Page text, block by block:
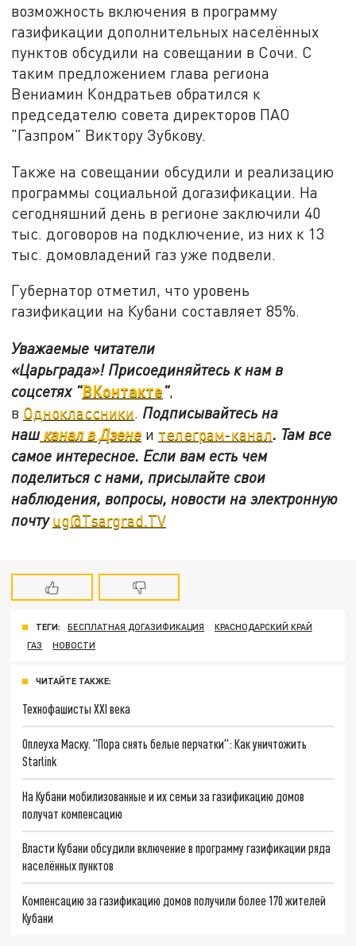
возможность включения в программу
газификации дополнительных населённых
пунктов обсудили на совещании в Сочи. С
таким предложением глава региона
Вениамин Кондратьев обратился к
председателю совета директоров ПАО
"Газпром" Виктору Зубкову.
Также на совещании обсудили и реализацию
программы социальной догазификации. На
сегодняшний день в регионе заключили 40
тыс. договоров на подключение, из них к 13
тыс. домовладений газ уже подвели.
Губернатор отметил, что уровень
газификации на Кубани составляет 85%.
Уважаемые читатели
«Царьграда»! Присоединяйтесь к нам в
соцсетях "ВКонтакте",
в Одноклассники. Подписывайтесь на
нашканал в Дзене и телеграм-канал. Там все
самое интересное. Если вам есть чем
поделиться с нами, присылайте свои
наблюдения, вопросы, новости на электронную
почтуug@Tsargrad.TV
ТЕГИ: БЕСПЛАТНАЯ ДОГАЗИФИКАЦИЯ
КРАСНОДАРСКИЙ КРАЙ
ГАЗ
НОВОСТИ
ЧИТАЙТЕ ТАКЖЕ:
Технофашисты XXI века
Оплеуха Маску. "Пора снять белые перчатки": Как уничтожить
Starlink
На Кубани мобилизованные и их семьи за газификацию домов
получат компенсацию
Власти Кубани обсудили включение в программу газификации ряда
населённых пунктов
Компенсацию за газификацию домов получили более 170 жителей
Кубани